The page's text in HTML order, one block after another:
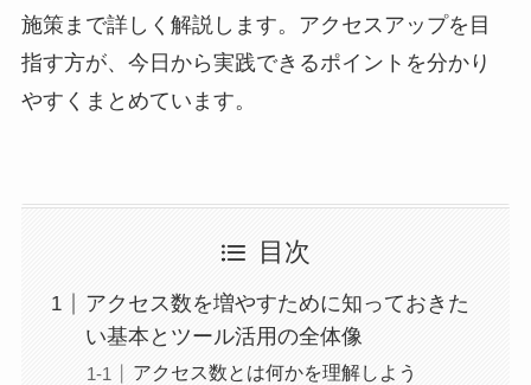
施策まで詳しく解説します。アクセスアップを目
指す方が、今日から実践できるポイントを分かり
やすくまとめています。
目次
アクセス数を増やすために知っておきた
い基本とツール活用の全体像
アクセス数とは何かを理解しよう